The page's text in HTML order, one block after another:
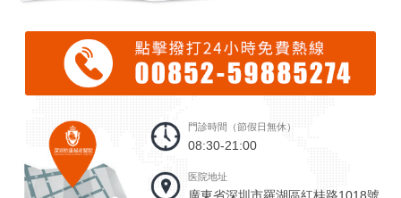
門診時間（節假日無休）
08:30-21:00
医院地址